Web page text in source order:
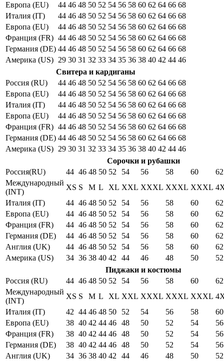
Европа (EU)
44 46 48 50 52 54 56 58 60 62 64 66 68
Италия (IT)
44 46 48 50 52 54 56 58 60 62 64 66 68
Европа (EU)
44 46 48 50 52 54 56 58 60 62 64 66 68
Франция (FR) 44 46 48 50 52 54 56 58 60 62 64 66 68
Германия (DE) 44 46 48 50 52 54 56 58 60 62 64 66 68
Америка (US) 29 30 31 32 33 34 35 36 38 40 42 44 46
Свитера и кардиганы
Россия (RU)
44 46 48 50 52 54 56 58 60 62 64 66 68
Европа (EU)
44 46 48 50 52 54 56 58 60 62 64 66 68
Италия (IT)
44 46 48 50 52 54 56 58 60 62 64 66 68
Европа (EU)
44 46 48 50 52 54 56 58 60 62 64 66 68
Франция (FR) 44 46 48 50 52 54 56 58 60 62 64 66 68
Германия (DE) 44 46 48 50 52 54 56 58 60 62 64 66 68
Америка (US) 29 30 31 32 33 34 35 36 38 40 42 44 46
Сорочки и рубашки
Россия(RU)
44 46 48 50 52 54 56 58 60
62
Международный
(INT)
XS S M L XL XXL XXXL XXXL XXXL
Италия (IT)
44 46 48 50 52 54 56 58 60
62
Европа (EU)
44 46 48 50 52 54 56 58 60
62
Франция (FR)
44 46 48 50 52 54 56 58 60
62
Германия (DE)
44 46 48 50 52 54 56 58 60
62
Англия (UK)
44 46 48 50 52 54 56 58 60
62
Америка (US)
34 36 38 40 42 44 46 48 50
52
Пиджаки и костюмы
Россия (RU)
44 46 48 50 52 54 56 58 60
62
Международный
(INT)
XS S M L XL XXL XXXL XXXL XXXL
Италия (IT)
42 44 46 48 50 52 54 56 58
60
Европа (EU)
38 40 42 44 46 48 50 52 54
56
Франция (FR)
38 40 42 44 46 48 50 52 54
56
Германия (DE)
38 40 42 44 46 48 50 52 54
56
Англия (UK)
34 36 38 40 42 44 46 48 50
52